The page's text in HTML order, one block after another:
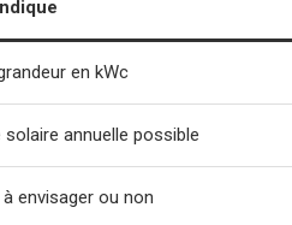
en kWc
solaire annuelle possible
envisager ou non